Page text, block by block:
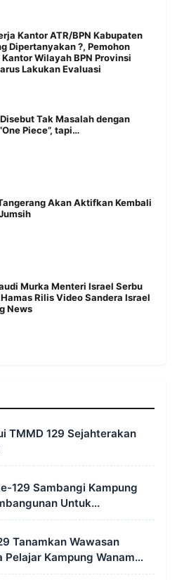
Kantor ATR/BPN Kabupaten
Dipertanyakan ?, Pemohon
Wilayah BPN Provinsi
Lakukan Evaluasi
Tak Masalah dengan
Piece”, tapi…
Akan Aktifkan Kembali
Murka Menteri Israel Serbu
Rilis Video Sandera Israel
News
TMMD 129 Sejahterakan
129 Sambangi Kampung
Untuk
Tanamkan Wawasan
Pelajar Kampung Wanam